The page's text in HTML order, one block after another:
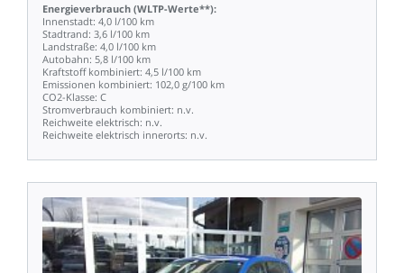
Energieverbrauch (WLTP-Werte**):
Innenstadt: 4,0 l/100 km
Stadtrand: 3,6 l/100 km
Landstraße: 4,0 l/100 km
Autobahn: 5,8 l/100 km
Kraftstoff kombiniert: 4,5 l/100 km
Emissionen kombiniert: 102,0 g/100 km
CO2-Klasse: C
Stromverbrauch kombiniert: n.v.
Reichweite elektrisch: n.v.
Reichweite elektrisch innerorts: n.v.